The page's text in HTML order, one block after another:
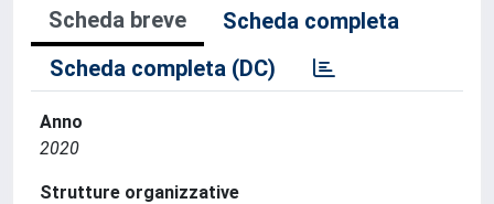
Scheda breve
Scheda completa
Scheda completa (DC)
Anno
2020
Strutture organizzative